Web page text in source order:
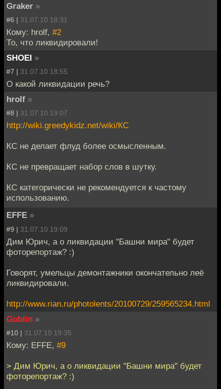
Graker »
#6 | 31.07.10 18:31
Кому: hrolf, #2
То, что ликвидировали!
SHOEI »
#7 | 31.07.10 18:55
О какой ликвидации речь?
hrolf »
#8 | 31.07.10 19:07
http://wiki.greedykidz.net/wiki/КС
КС не делает флуд более осмысленным.
КС не превращает набор слов в шутку.
КС категорически не рекомендуется к частому
использованию.
EFFE »
#9 | 31.07.10 19:09
Дим Юрич, а о ликвидации "Башни мира" будет
фоторепортаж? :)
Говорят, умельцы демонтажники окончательно леё
ликвидировали.
http://www.rian.ru/photolents/20100729/259565234.html
Goblin »
#10 | 31.07.10 19:35
Кому: EFFE, #9
> Дим Юрич, а о ликвидации "Башни мира" будет
фоторепортаж? :)